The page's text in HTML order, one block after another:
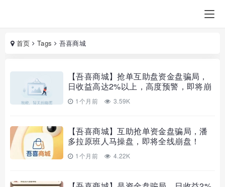
首页 Tags 吾喜商城
【吾喜商城】抢单互助盘资金盘骗局，
日收益高达2%以上，高度预警，即将崩
盘跑路！
1个月前 3.59K
【吾喜商城】互助抢单资金盘骗局，潘
多拉原班人马操盘，即将全线崩盘！
1个月前 4.22K